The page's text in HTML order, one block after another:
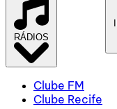
RÁDIOS
Clube FM
Clube Recife